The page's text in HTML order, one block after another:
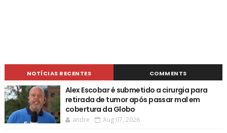
NOTÍCIAS RECENTES COMMENTS
Alex Escobar é submetido a cirurgia para
retirada de tumor após passar mal em
cobertura da Globo
andre Aug 07, 2026